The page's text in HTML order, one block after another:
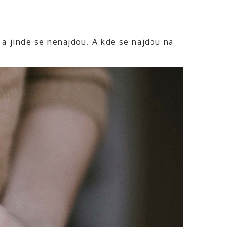
jinde se nenajdou. A kde se najdou na